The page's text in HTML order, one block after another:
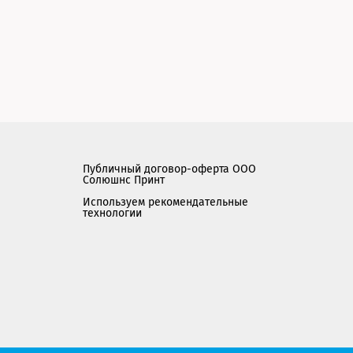
Публичный договор-оферта ООО
Солюшнс Принт
Используем рекомендательные
технологии